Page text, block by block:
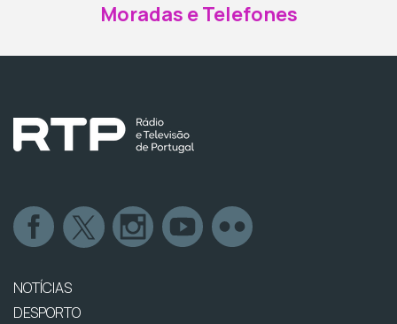
Moradas e Telefones
NOTÍCIAS
DESPORTO